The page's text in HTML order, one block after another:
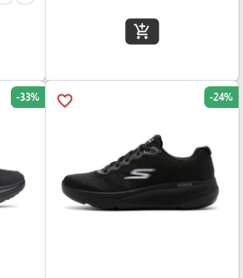
add_shopping_cart
favorite_border -24%
-33%